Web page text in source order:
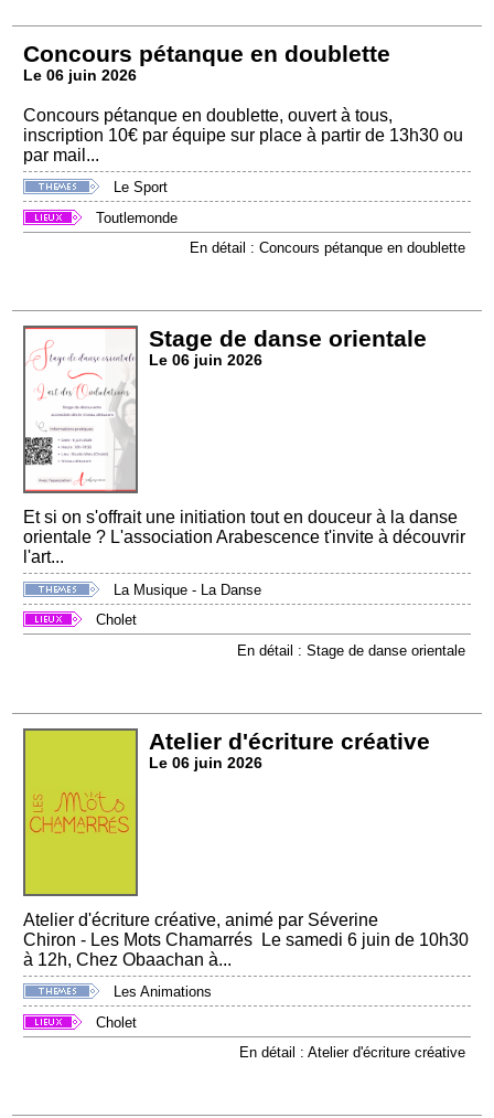
Concours pétanque en doublette
Le 06 juin 2026
Concours pétanque en doublette, ouvert à tous,
inscription 10€ par équipe sur place à partir de 13h30 ou
par mail...
Le Sport
Toutlemonde
En détail : Concours pétanque en doublette
Stage de danse orientale
Le 06 juin 2026
Et si on s'offrait une initiation tout en douceur à la danse
orientale ? L'association Arabescence t'invite à découvrir
l'art...
La Musique - La Danse
Cholet
En détail : Stage de danse orientale
Atelier d'écriture créative
Le 06 juin 2026
Atelier d'écriture créative, animé par Séverine
Chiron - Les Mots Chamarrés Le samedi 6 juin de 10h30
à 12h, Chez Obaachan à...
Les Animations
Cholet
En détail : Atelier d'écriture créative